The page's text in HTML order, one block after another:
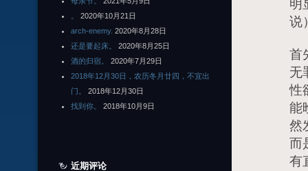
明
说
首
无
性
能
然
而
有
2020年10月21日
arch-enemy. 2020年8月28日
还是要起床。
2020年8月25日
酒的归宿。
2020年7月29日
2018年12月30日，农历冬月廿四，不宜出
门。
2018年12月30日
找到你。
2018年10月9日
近期评论